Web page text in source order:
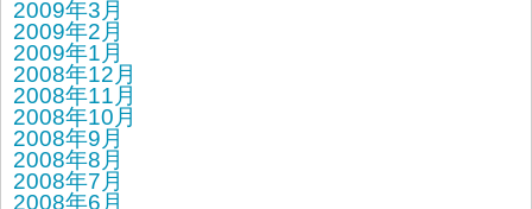
2009年3月
2009年2月
2009年1月
2008年12月
2008年11月
2008年10月
2008年9月
2008年8月
2008年7月
2008年6月